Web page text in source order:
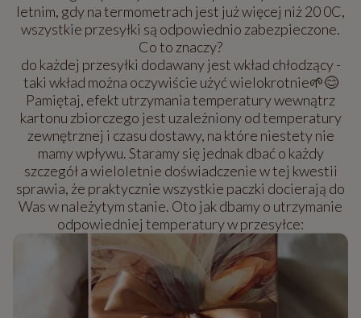
letnim, gdy na termometrach jest już więcej niż 20 0C,
wszystkie przesyłki są odpowiednio zabezpieczone.
Co to znaczy?
do każdej przesyłki dodawany jest wkład chłodzący -
taki wkład można oczywiście użyć wielokrotnie🌱😊
Pamiętaj, efekt utrzymania temperatury wewnątrz
kartonu zbiorczego jest uzależniony od temperatury
zewnętrznej i czasu dostawy, na które niestety nie
mamy wpływu. Staramy się jednak dbać o każdy
szczegół a wieloletnie doświadczenie w tej kwestii
sprawia, że praktycznie wszystkie paczki docierają do
Was w należytym stanie. Oto jak dbamy o utrzymanie
odpowiedniej temperatury w przesyłce: